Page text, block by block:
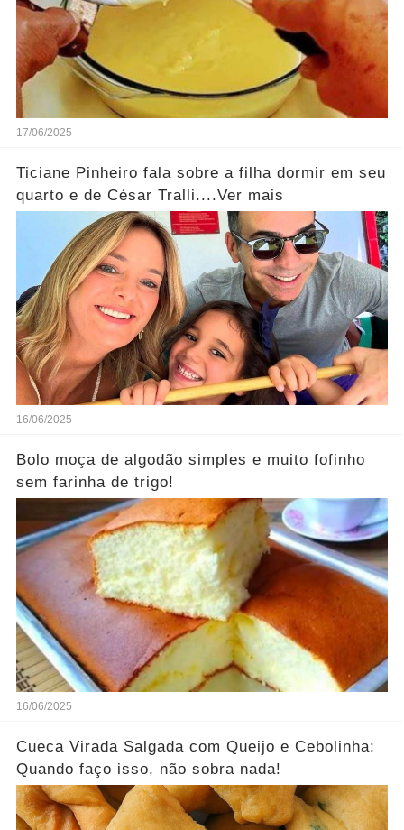
17/06/2025
Ticiane Pinheiro fala sobre a filha dormir em seu
quarto e de César Tralli....Ver mais
16/06/2025
Bolo moça de algodão simples e muito fofinho
sem farinha de trigo!
16/06/2025
Cueca Virada Salgada com Queijo e Cebolinha:
Quando faço isso, não sobra nada!